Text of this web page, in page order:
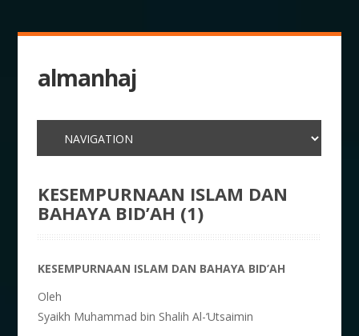
almanhaj
KESEMPURNAAN ISLAM DAN
BAHAYA BID’AH (1)
KESEMPURNAAN ISLAM DAN BAHAYA BID’AH
Oleh
Syaikh Muhammad bin Shalih Al-‘Utsaimin